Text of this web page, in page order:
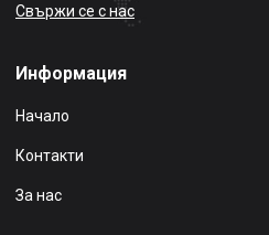
Свържи се с нас
Информация
Начало
Контакти
За нас